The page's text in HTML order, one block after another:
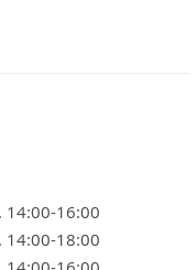
14:00-16:00
14:00-18:00